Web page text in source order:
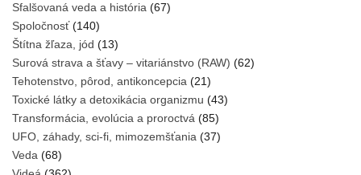
Sfalšovaná veda a história (67)
Spoločnosť(140)
Štítna žľaza, jód (13)
Surová strava a šťavy – vitariánstvo (RAW) (62)
Tehotenstvo, pôrod, antikoncepcia (21)
Toxické látky a detoxikácia organizmu (43)
Transformácia, evolúcia a proroctvá (85)
UFO, záhady, sci-fi, mimozemšťania (37)
Veda (68)